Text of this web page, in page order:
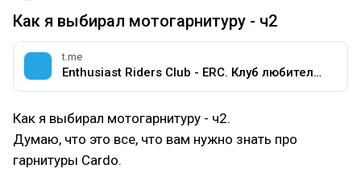
Как я выбирал мотогарнитуру - ч2
t.me
Enthusiast Riders Club - ERC. Клуб любителей мотоциклов разных марок.
Как я выбирал мотогарнитуру - ч2.
Думаю, что это все, что вам нужно знать про
гарнитуры Cardo.